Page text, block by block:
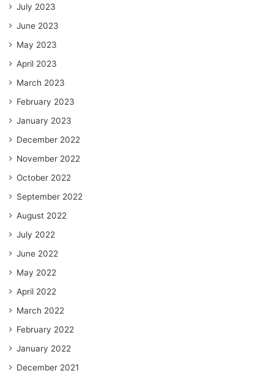
July 2023
June 2023
May 2023
April 2023
March 2023
February 2023
January 2023
December 2022
November 2022
October 2022
September 2022
August 2022
July 2022
June 2022
May 2022
April 2022
March 2022
February 2022
January 2022
December 2021